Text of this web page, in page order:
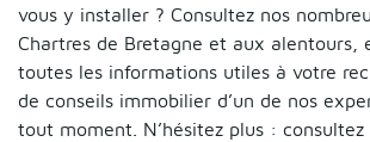
vous y installer ? Consultez nos
Chartres de Bretagne et aux alentours,
toutes les informations utiles à votre
de conseils immobilier d’un de nos
tout moment. N’hésitez plus :